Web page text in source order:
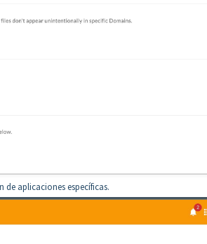
aplicaciones específicas.